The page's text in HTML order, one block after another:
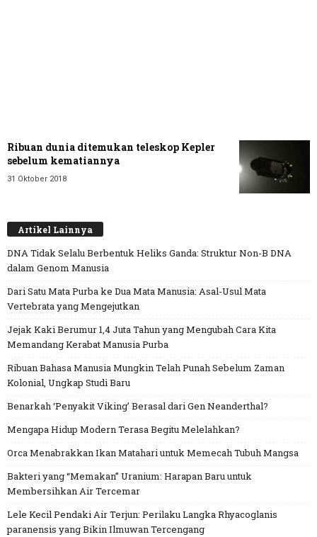
Ribuan dunia ditemukan teleskop Kepler
sebelum kematiannya
31 Oktober 2018
Artikel Lainnya
DNA Tidak Selalu Berbentuk Heliks Ganda: Struktur Non-B DNA
dalam Genom Manusia
Dari Satu Mata Purba ke Dua Mata Manusia: Asal-Usul Mata
Vertebrata yang Mengejutkan
Jejak Kaki Berumur 1,4 Juta Tahun yang Mengubah Cara Kita
Memandang Kerabat Manusia Purba
Ribuan Bahasa Manusia Mungkin Telah Punah Sebelum Zaman
Kolonial, Ungkap Studi Baru
Benarkah ‘Penyakit Viking’ Berasal dari Gen Neanderthal?
Mengapa Hidup Modern Terasa Begitu Melelahkan?
Orca Menabrakkan Ikan Matahari untuk Memecah Tubuh Mangsa
Bakteri yang “Memakan” Uranium: Harapan Baru untuk
Membersihkan Air Tercemar
Lele Kecil Pendaki Air Terjun: Perilaku Langka Rhyacoglanis
paranensis yang Bikin Ilmuwan Tercengang